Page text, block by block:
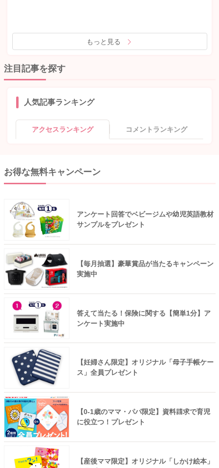
もっと見る
注目記事を探す
人気記事ランキング
アクセスランキング コメントランキング
お得な無料キャンペーン
アンケート回答でベビージムや幼児英語教材
サンプルをプレゼント
【毎月抽選】豪華賞品が当たるキャンペーン
実施中
答えて当たる！保険に関する【簡単1分】ア
ンケート実施中
【妊婦さん限定】オリジナル「母子手帳ケー
ス」全員プレゼント
【0-1歳のママ・パパ限定】資料請求で育児
に役立つ！プレゼント
【産後ママ限定】オリジナル「しかけ絵本」